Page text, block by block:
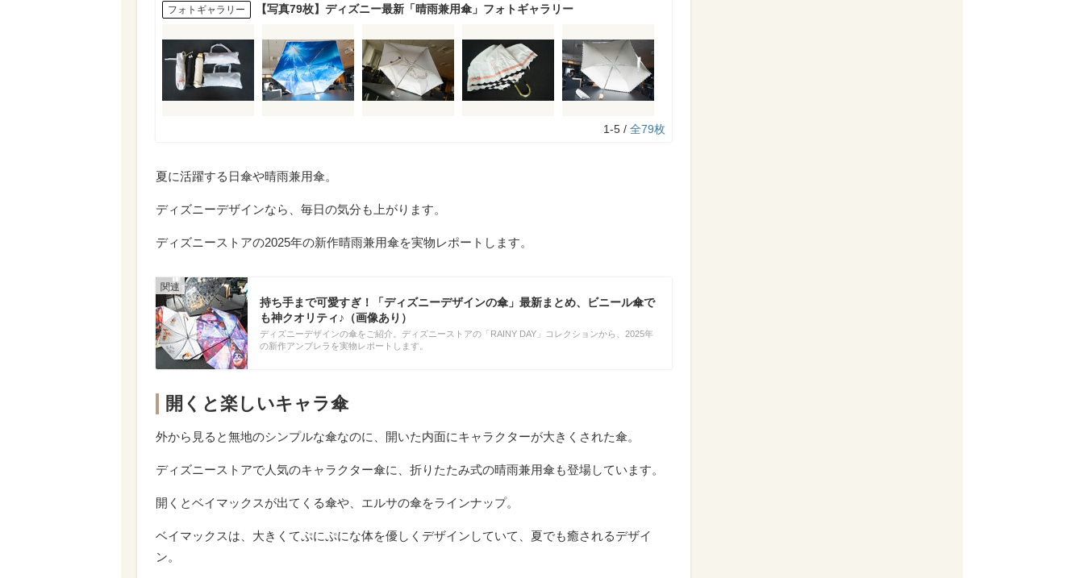
フォトギャラリー 【写真79枚】ディズニー最新「晴雨兼用傘」フォトギャラリー
1-5 / 全79枚
夏に活躍する日傘や晴雨兼用傘。
ディズニーデザインなら、毎日の気分も上がります。
ディズニーストアの2025年の新作晴雨兼用傘を実物レポートします。
持ち手まで可愛すぎ！「ディズニーデザインの傘」最新まとめ、ビニール傘で
も神クオリティ♪（画像あり）
ディズニーデザインの傘をご紹介。ディズニーストアの「RAINY DAY」コレクションから、2025年
の新作アンブレラを実物レポートします。
開くと楽しいキャラ傘
外から見ると無地のシンプルな傘なのに、開いた内面にキャラクターが大きくされた傘。
ディズニーストアで人気のキャラクター傘に、折りたたみ式の晴雨兼用傘も登場しています。
開くとベイマックスが出てくる傘や、エルサの傘をラインナップ。
ベイマックスは、大きくてぷにぷにな体を優しくデザインしていて、夏でも癒されるデザイ
ン。